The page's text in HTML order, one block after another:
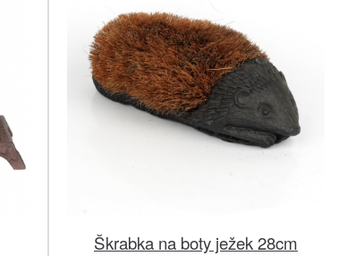
Škrabka na boty ježek 28cm